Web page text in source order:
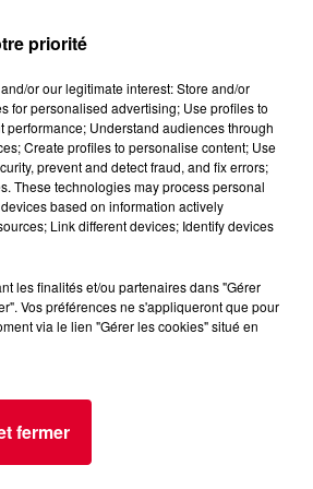
Baduel dans
priorité
or our legitimate interest: Store and/or
for personalised advertising; Use profiles to
Understand audiences through
Create profiles to personalise content; Use
prevent and detect fraud, and fix errors;
These technologies may process personal
based on information actively
Link different devices; Identify devices
les finalités et/ou partenaires dans "Gérer
Vos préférences ne s'appliqueront que pour
via le lien "Gérer les cookies" situé en
fermer